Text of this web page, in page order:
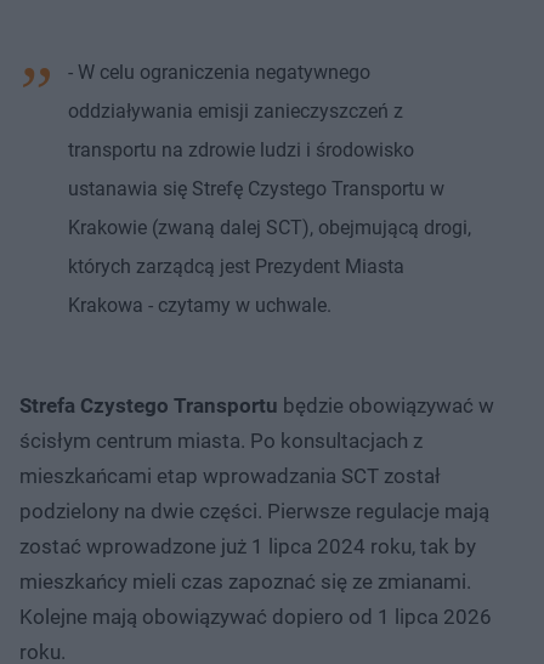
- W celu ograniczenia negatywnego
oddziaływania emisji zanieczyszczeń z
transportu na zdrowie ludzi i środowisko
ustanawia się Strefę Czystego Transportu w
Krakowie (zwaną dalej SCT), obejmującą drogi,
których zarządcą jest Prezydent Miasta
Krakowa - czytamy w uchwale.
Strefa Czystego Transportu będzie obowiązywać w
ścisłym centrum miasta. Po konsultacjach z
mieszkańcami etap wprowadzania SCT został
podzielony na dwie części. Pierwsze regulacje mają
zostać wprowadzone już 1 lipca 2024 roku, tak by
mieszkańcy mieli czas zapoznać się ze zmianami.
Kolejne mają obowiązywać dopiero od 1 lipca 2026
roku.